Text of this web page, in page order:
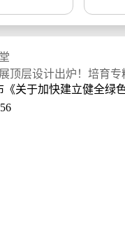
顶层设计出炉！培育
于加快建立健全绿